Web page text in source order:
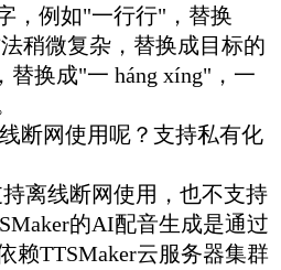
，例如"一行行"，替换
稍微复杂，替换成目标的
换成"一 háng xíng"，一
断网使用呢？支持私有化
持离线断网使用，也不支持
的AI配音生成是通过
赖TTSMaker云服务器集群